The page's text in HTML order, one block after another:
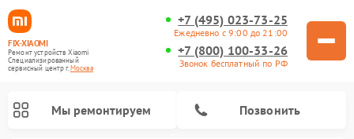
FIX-XIAOMI
Ремонт устройств Xiaomi
Специализированный
cервисный центр г.Москва
+7 (495) 023-73-25
Ежедневно с 9:00 до 21:00
+7 (800) 100-33-26
Звонок бесплатный по РФ
Мы ремонтируем Позвонить